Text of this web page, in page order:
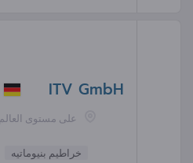
ITV GmbH
على مستوى العالم
خراطيم بنيوماتيه